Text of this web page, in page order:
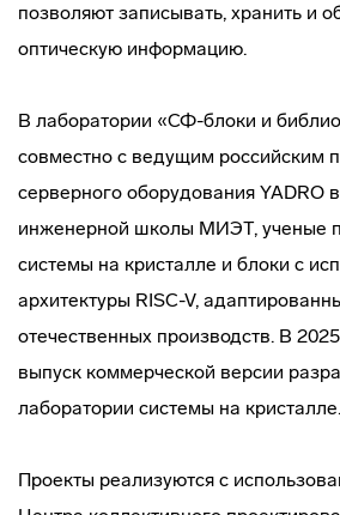
позволяют записывать, хранить и
оптическую информацию.
В лаборатории «СФ-блоки и
совместно с ведущим российским
серверного оборудования YADRO
инженерной школы МИЭТ, ученые
системы на кристалле и блоки с
архитектуры RISC-V,
отечественных производств. В
выпуск коммерческой версии
лаборатории системы на кристалле.
Проекты реализуются с